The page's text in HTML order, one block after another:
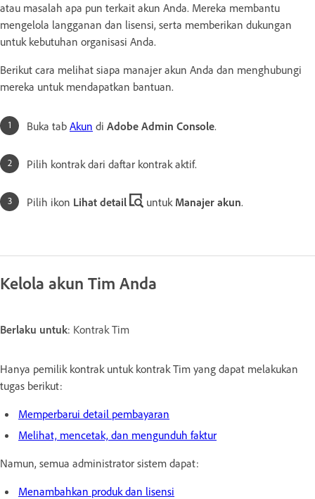
atau masalah apa pun terkait akun Anda. Mereka membantu
mengelola langganan dan lisensi, serta memberikan dukungan
untuk kebutuhan organisasi Anda.
Berikut cara melihat siapa manajer akun Anda dan menghubungi
mereka untuk mendapatkan bantuan.
Buka tab Akun di Adobe Admin Console.
Pilih kontrak dari daftar kontrak aktif.
Pilih ikon Lihat detail untuk Manajer akun.
Kelola akun Tim Anda
Berlaku untuk: Kontrak Tim
Hanya pemilik kontrak untuk kontrak Tim yang dapat melakukan
tugas berikut:
Memperbarui detail pembayaran
Melihat, mencetak, dan mengunduh faktur
Namun, semua administrator sistem dapat:
Menambahkan produk dan lisensi